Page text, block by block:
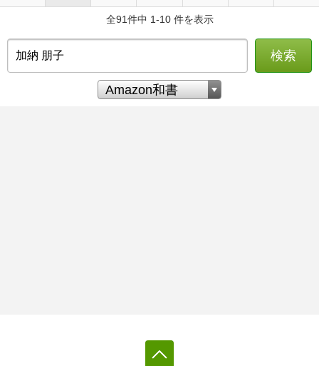
全91件中 1-10 件を表示
検索